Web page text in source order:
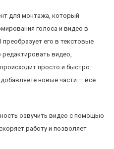
для монтажа, который
голоса и видео в
преобразует его в текстовые
видео,
просто и быстро:
новые части — всё
озвучить видео с помощью
работу и позволяет